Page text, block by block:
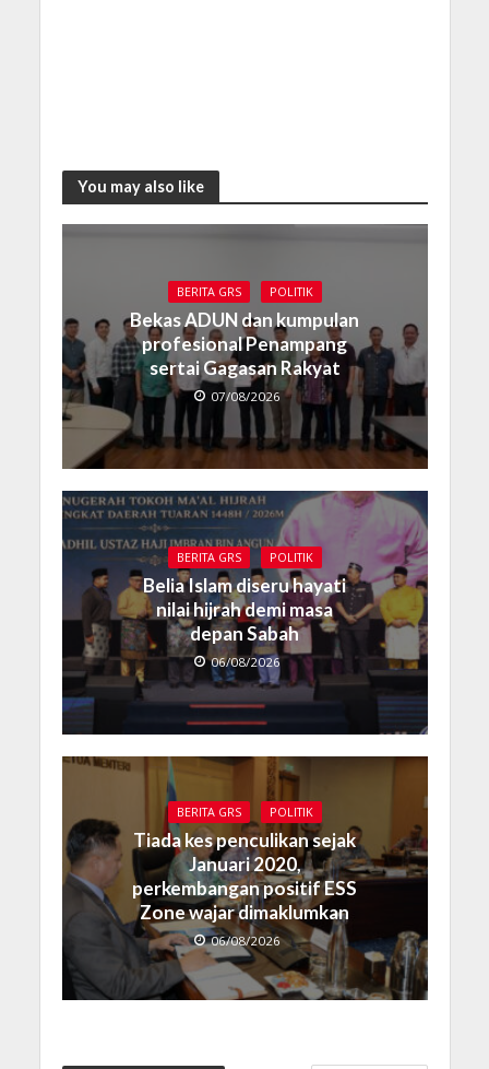
You may also like
BERITA GRS POLITIK
Bekas ADUN dan kumpulan
profesional Penampang
sertai Gagasan Rakyat
07/08/2026
BERITA GRS POLITIK
Belia Islam diseru hayati
nilai hijrah demi masa
depan Sabah
06/08/2026
BERITA GRS POLITIK
Tiada kes penculikan sejak
Januari 2020,
perkembangan positif ESS
Zone wajar dimaklumkan
06/08/2026